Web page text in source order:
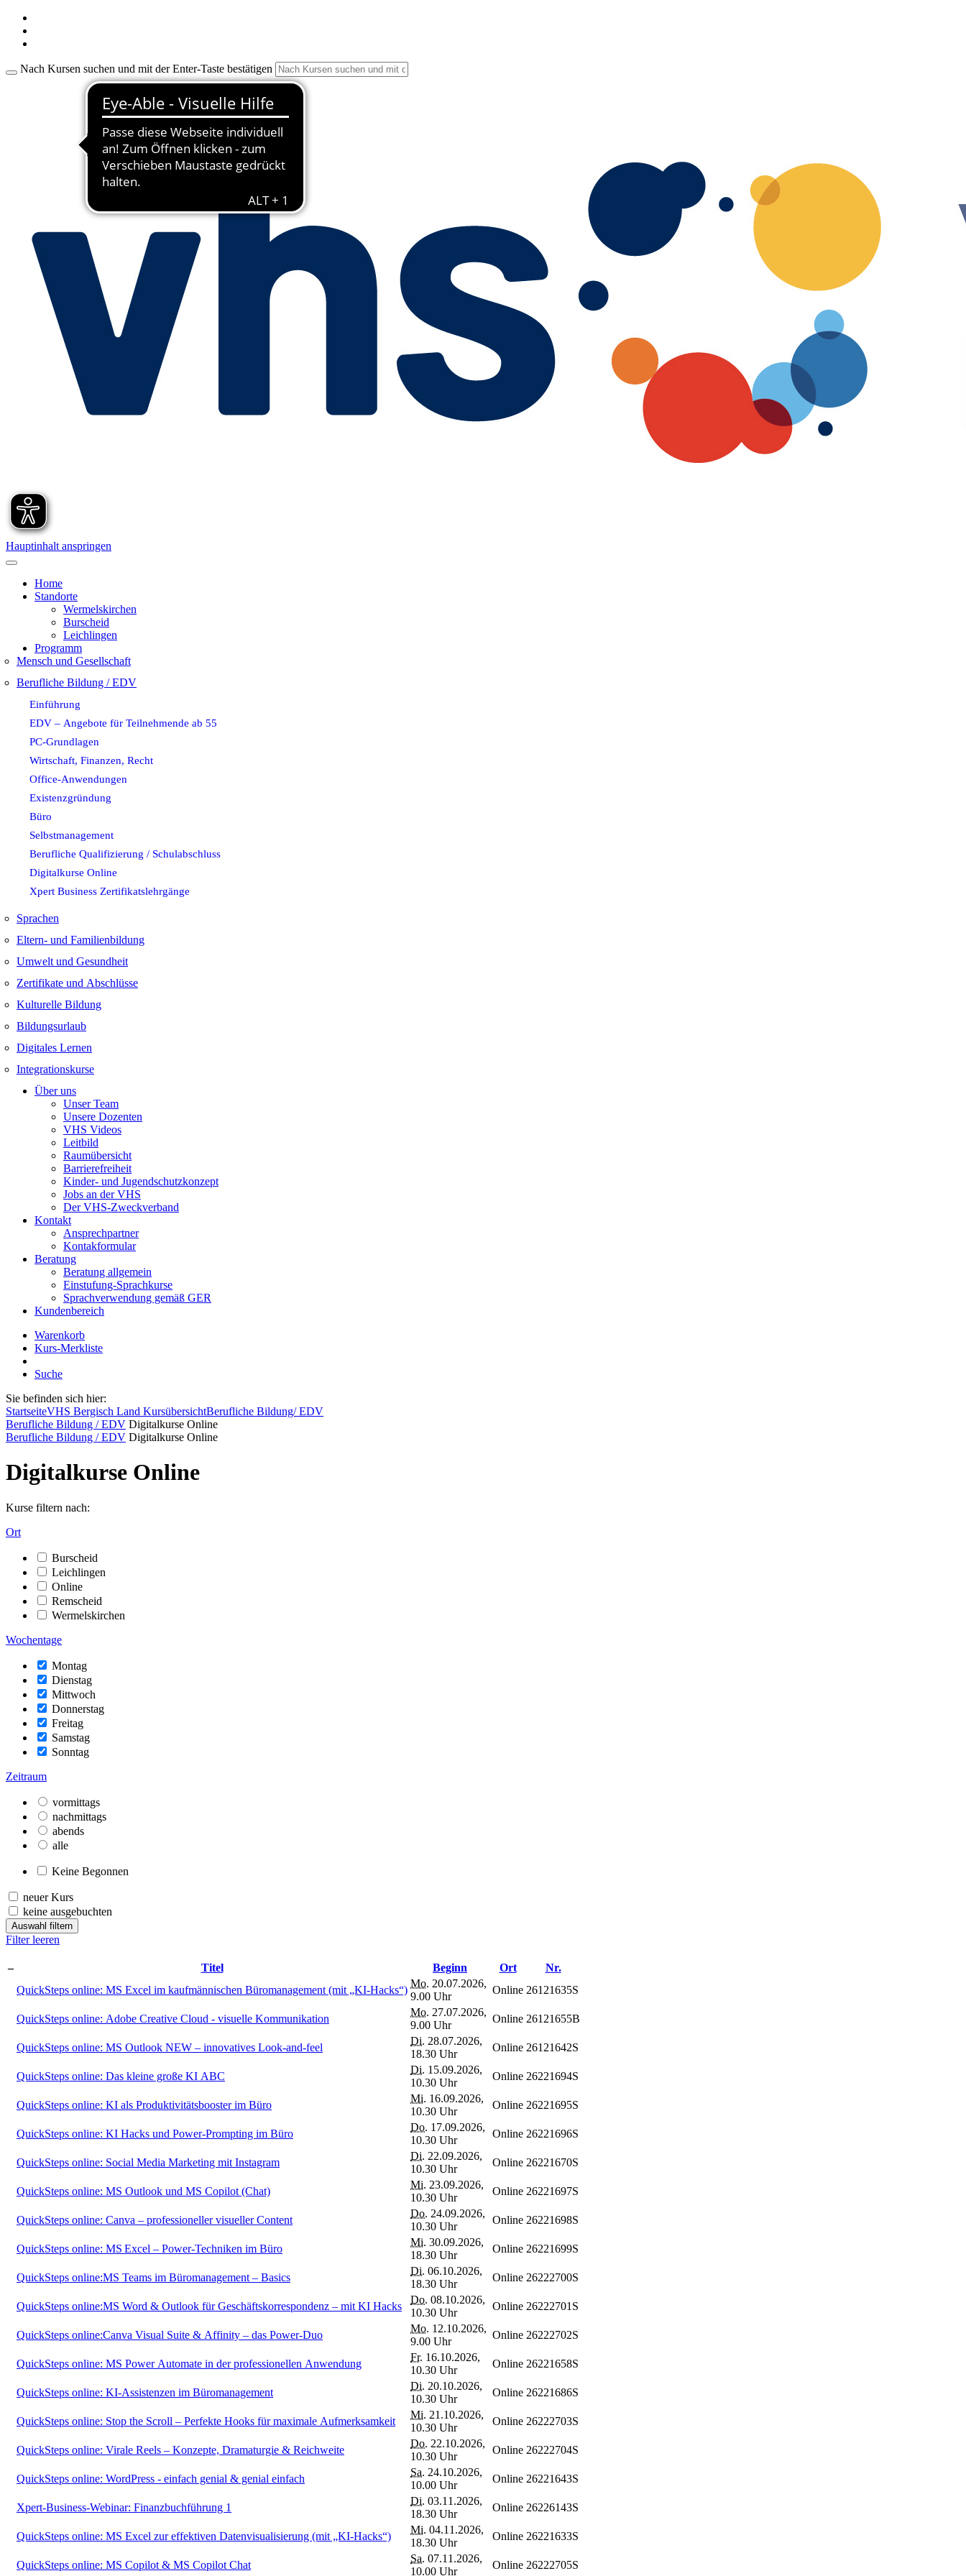
Nach Kursen suchen und mit der Enter-Taste bestätigen
Hauptinhalt anspringen
Home
Standorte
Wermelskirchen
Burscheid
Leichlingen
Programm
Mensch und Gesellschaft
Berufliche Bildung / EDV
Einführung
EDV – Angebote für Teilnehmende ab 55
PC-Grundlagen
Wirtschaft, Finanzen, Recht
Office-Anwendungen
Existenzgründung
Büro
Selbstmanagement
Berufliche Qualifizierung / Schulabschluss
Digitalkurse Online
Xpert Business Zertifikatslehrgänge
Sprachen
Eltern- und Familienbildung
Umwelt und Gesundheit
Zertifikate und Abschlüsse
Kulturelle Bildung
Bildungsurlaub
Digitales Lernen
Integrationskurse
Über uns
Unser Team
Unsere Dozenten
VHS Videos
Leitbild
Raumübersicht
Barrierefreiheit
Kinder- und Jugendschutzkonzept
Jobs an der VHS
Der VHS-Zweckverband
Kontakt
Ansprechpartner
Kontakformular
Beratung
Beratung allgemein
Einstufung-Sprachkurse
Sprachverwendung gemäß GER
Kundenbereich
Warenkorb
Kurs-Merkliste
Suche
Sie befinden sich hier:
StartseiteVHS Bergisch Land KursübersichtBerufliche Bildung/ EDV
Berufliche Bildung / EDV Digitalkurse Online
Berufliche Bildung / EDV Digitalkurse Online
Digitalkurse Online
Kurse filtern nach:
Ort
Burscheid
Leichlingen
Online
Remscheid
Wermelskirchen
Wochentage
Montag
Dienstag
Mittwoch
Donnerstag
Freitag
Samstag
Sonntag
Zeitraum
vormittags
nachmittags
abends
alle
Keine Begonnen
neuer Kurs
keine ausgebuchten
Auswahl filtern
Filter leeren
– Titel Beginn Ort
Nr.
QuickSteps online: MS Excel im kaufmännischen Büromanagement (mit „KI-Hacks“)
Mo. 20.07.2026,
9.00 Uhr
Online 26121635S
QuickSteps online: Adobe Creative Cloud - visuelle Kommunikation
Mo. 27.07.2026,
9.00 Uhr
Online 26121655B
QuickSteps online: MS Outlook NEW – innovatives Look-and-feel
Di. 28.07.2026,
18.30 Uhr
Online 26121642S
QuickSteps online: Das kleine große KI ABC
Di. 15.09.2026,
10.30 Uhr
Online 26221694S
QuickSteps online: KI als Produktivitätsbooster im Büro
Mi. 16.09.2026,
10.30 Uhr
Online 26221695S
QuickSteps online: KI Hacks und Power-Prompting im Büro
Do. 17.09.2026,
10.30 Uhr
Online 26221696S
QuickSteps online: Social Media Marketing mit Instagram
Di. 22.09.2026,
10.30 Uhr
Online 26221670S
QuickSteps online: MS Outlook und MS Copilot (Chat)
Mi. 23.09.2026,
10.30 Uhr
Online 26221697S
QuickSteps online: Canva – professioneller visueller Content
Do. 24.09.2026,
10.30 Uhr
Online 26221698S
QuickSteps online: MS Excel – Power-Techniken im Büro
Mi. 30.09.2026,
18.30 Uhr
Online 26221699S
QuickSteps online:MS Teams im Büromanagement – Basics
Di. 06.10.2026,
18.30 Uhr
Online 26222700S
QuickSteps online:MS Word & Outlook für Geschäftskorrespondenz – mit KI Hacks
Do. 08.10.2026,
10.30 Uhr
Online 26222701S
QuickSteps online:Canva Visual Suite & Affinity – das Power-Duo
Mo. 12.10.2026,
9.00 Uhr
Online 26222702S
QuickSteps online: MS Power Automate in der professionellen Anwendung
Fr. 16.10.2026,
10.30 Uhr
Online 26221658S
QuickSteps online: KI-Assistenzen im Büromanagement
Di. 20.10.2026,
10.30 Uhr
Online 26221686S
QuickSteps online: Stop the Scroll – Perfekte Hooks für maximale Aufmerksamkeit
Mi. 21.10.2026,
10.30 Uhr
Online 26222703S
QuickSteps online: Virale Reels – Konzepte, Dramaturgie & Reichweite
Do. 22.10.2026,
10.30 Uhr
Online 26222704S
QuickSteps online: WordPress - einfach genial & genial einfach
Sa. 24.10.2026,
10.00 Uhr
Online 26221643S
Xpert-Business-Webinar: Finanzbuchführung 1
Di. 03.11.2026,
18.30 Uhr
Online 26226143S
QuickSteps online: MS Excel zur effektiven Datenvisualisierung (mit „KI-Hacks“)
Mi. 04.11.2026,
18.30 Uhr
Online 26221633S
QuickSteps online: MS Copilot & MS Copilot Chat
Sa. 07.11.2026,
10.00 Uhr
Online 26222705S